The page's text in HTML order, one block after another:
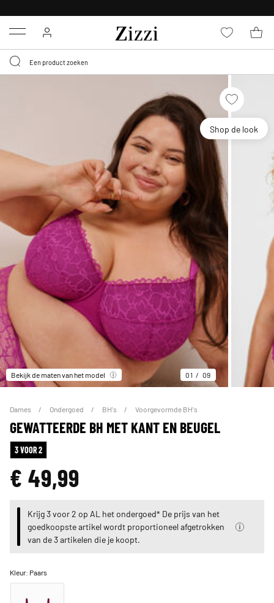
Menu
Shop de look
Bekijk de maten van het model 01 09
Dames Ondergoed BH's Voorgevormde BH's
GEWATTEERDE BH MET KANT EN BEUGEL
3 VOOR 2
€ 49,99
Krijg 3 voor 2 op AL het ondergoed* De prijs van het
goedkoopste artikel wordt proportioneel afgetrokken
van de 3 artikelen die je koopt.
Kleur: Paars